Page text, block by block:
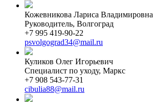
Кожевникова Лариса Владимировна
Руководитель, Волгоград
+7 995 419-90-22
psvolgograd34@mail.ru
Куликов Олег Игорьевич
Специалист по уходу, Маркс
+7 908 543-77-31
cibulia88@mail.ru